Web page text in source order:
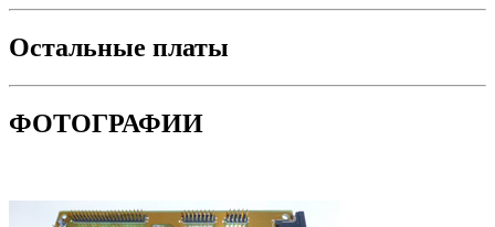
Остальные платы
ФОТОГРАФИИ